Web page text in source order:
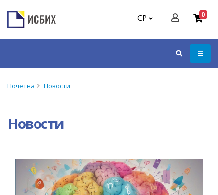
СР 0
Почетна Новости
Новости